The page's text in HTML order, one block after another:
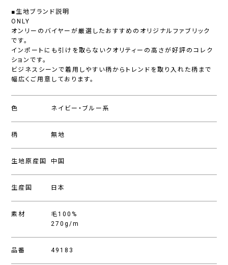
■生地ブランド説明
ONLY
オンリーのバイヤーが厳選したおすすめのオリジナルファブリック
です。
インポートにも引けを取らないクオリティーの高さが好評のコレク
ションです。
ビジネスシーンで着用しやすい柄からトレンドを取り入れた柄まで
幅広くご用意しております。
色 ネイビー・ブルー系
柄 無地
生地原産国 中国
生産国 日本
素材
毛100%
270g/m
品番 49183